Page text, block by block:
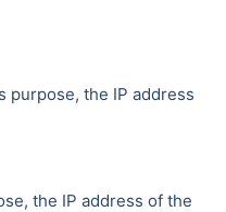
purpose, the IP address
the IP address of the